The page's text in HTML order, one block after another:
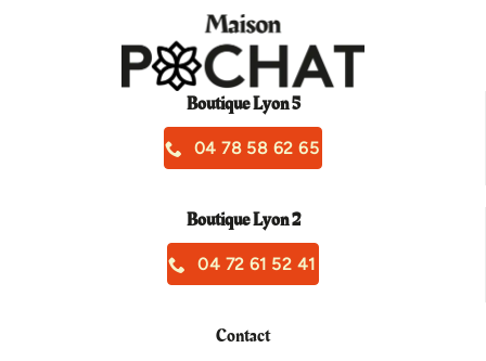
Boutique Lyon 5
04 78 58 62 65
Boutique Lyon 2
04 72 61 52 41
Contact